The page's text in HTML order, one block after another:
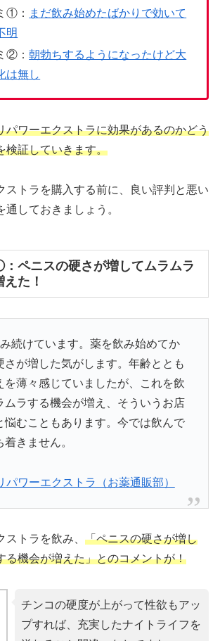
①： まだ飲み始めたばかりで効いて
明
②：朝勃ちするようになったけど大
は無し
パワーエクストラに効果があるのかどう
検証していきます。
ストラを購入する前に、良い評判と悪い
しておきましょう。
ペニスの硬さが増してムラムラ
た！
続けています。薬を飲み始めてか
さが増した気がします。年齢ととも
を薄々感じていましたが、これを飲
ムラする機会が増え、そういうお店
悩むこともあります。今では飲んで
きません。
パワーエクストラ（お薬通販部）
ストラを飲み、 「ペニスの硬さが増し
る機会が増えた」とのコメントが！
チンコの硬度が上がって性欲もアッ
プすれば、充実したナイトライフを